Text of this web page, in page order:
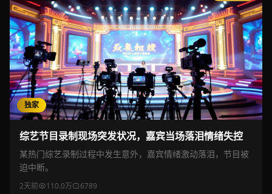
独家
综艺节目录制现场突发状况，嘉宾当场落泪情绪失控
某热门综艺录制过程中发生意外，嘉宾情绪激动落泪，节目被
迫中断。
2天前 110.0万 6789